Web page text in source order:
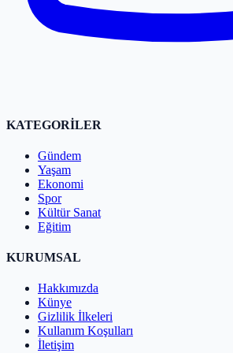
KATEGORİLER
Gündem
Yaşam
Ekonomi
Spor
Kültür Sanat
Eğitim
KURUMSAL
Hakkımızda
Künye
Gizlilik İlkeleri
Kullanım Koşulları
İletişim